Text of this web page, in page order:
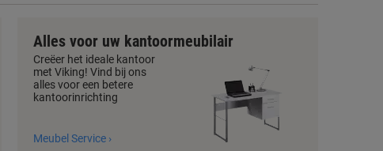
Alles voor uw kantoormeubilair
Creëer het ideale kantoor
met Viking! Vind bij ons
alles voor een betere
kantoorinrichting
Meubel Service ›